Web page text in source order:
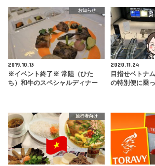
お知らせ
2019.10.13
※イベント終了※ 常陸（ひた
ち）和牛のスペシャルディナー
2020.11.24
目指せベトナ
の特別便に乗
旅行者向け